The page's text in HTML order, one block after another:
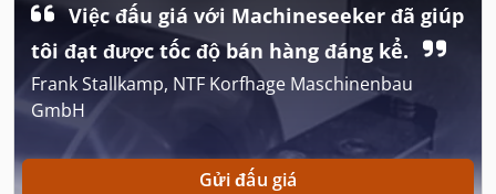
Việc đấu giá với Machineseeker đã giúp
tôi đạt được tốc độ bán hàng đáng kể.
Frank Stallkamp, NTF Korfhage Maschinenbau
GmbH
Gửi đấu giá